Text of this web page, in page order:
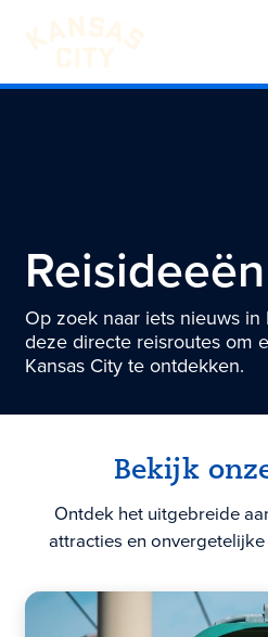
Bezoek KC
Reisideeën
Op zoek naar iets nieuws in
deze directe reisroutes om
Kansas City te ontdekken.
Bekijk
Ontdek het uitgebreide
attracties en onvergetelijke